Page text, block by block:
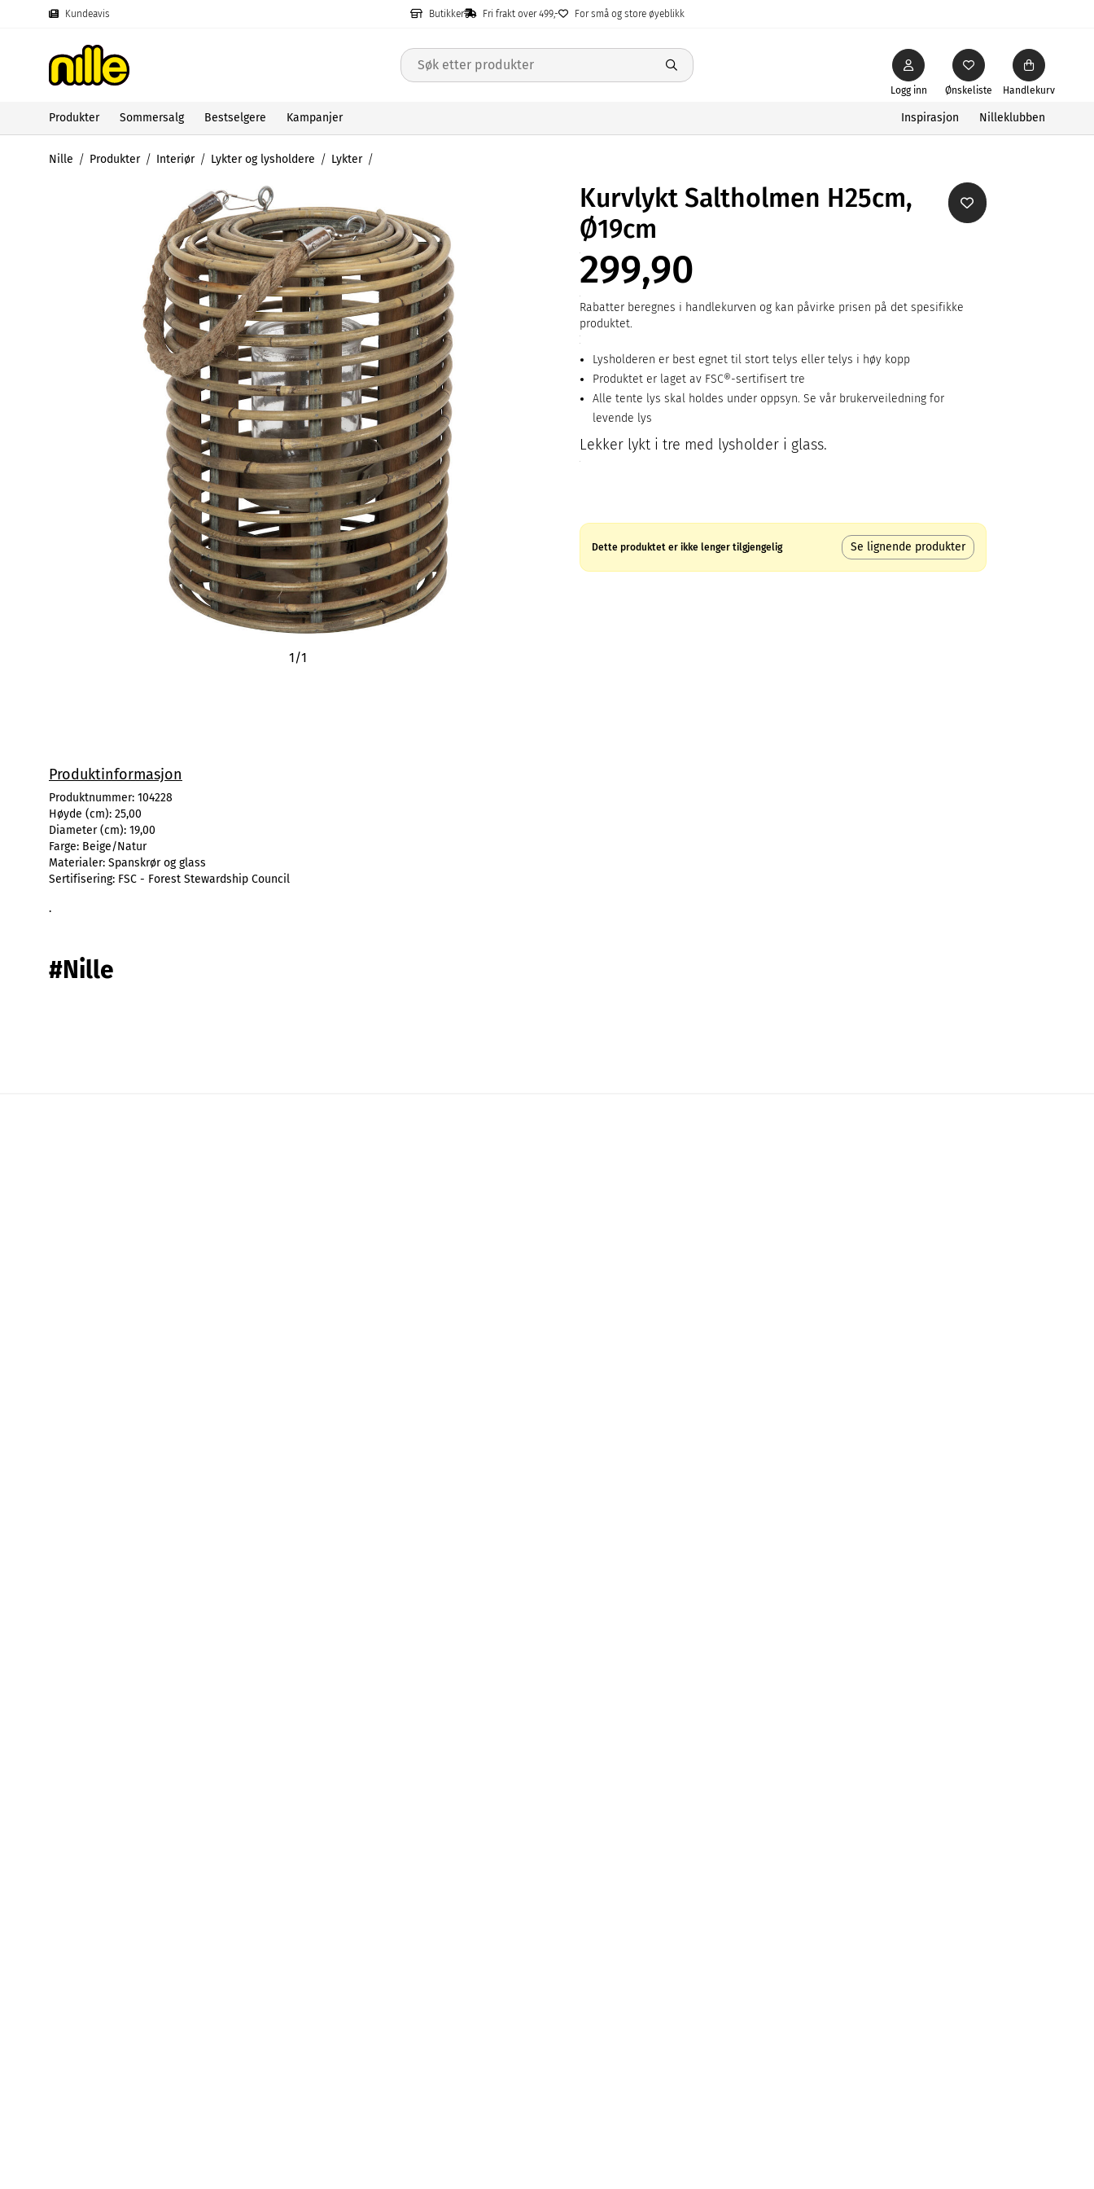
Kundeavis Butikker Fri frakt over 499,- For små og store øyeblikk
Ønskeliste
Logg inn Handlekurv
Produkter Sommersalg Bestselgere Kampanjer Inspirasjon Nilleklubben
Nille Produkter Interiør Lykter og lysholdere Lykter
1/1
Kurvlykt Saltholmen H25cm,
Ø19cm
299,90
Rabatter beregnes i handlekurven og kan påvirke prisen på det spesifikke
produktet.
Lysholderen er best egnet til stort telys eller telys i høy kopp
Produktet er laget av FSC®-sertifisert tre
Alle tente lys skal holdes under oppsyn. Se vår brukerveiledning for
levende lys
Lekker lykt i tre med lysholder i glass.
Dette produktet er ikke lenger tilgjengelig Se lignende produkter
Produktinformasjon
Produktnummer: 104228
Høyde (cm): 25,00
Diameter (cm): 19,00
Farge: Beige/Natur
Materialer: Spanskrør og glass
Sertifisering: FSC - Forest Stewardship Council
.
#Nille